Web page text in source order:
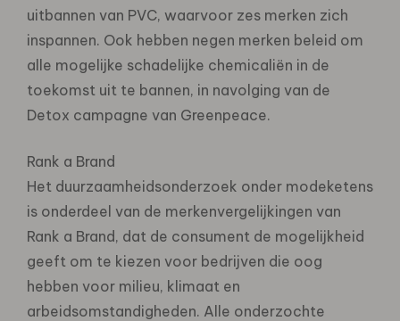
uitbannen van PVC, waarvoor zes merken zich
inspannen. Ook hebben negen merken beleid om
alle mogelijke schadelijke chemicaliën in de
toekomst uit te bannen, in navolging van de
Detox campagne van Greenpeace.
Rank a Brand
Het duurzaamheidsonderzoek onder modeketens
is onderdeel van de merkenvergelijkingen van
Rank a Brand, dat de consument de mogelijkheid
geeft om te kiezen voor bedrijven die oog
hebben voor milieu, klimaat en
arbeidsomstandigheden. Alle onderzochte